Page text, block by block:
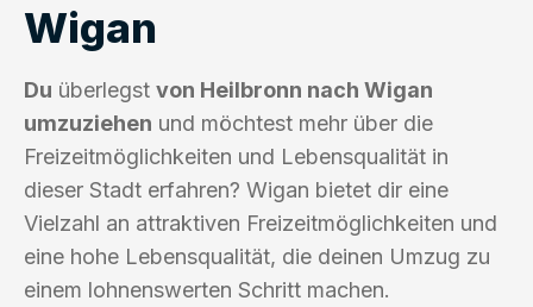
Wigan
Du überlegst von Heilbronn nach Wigan
umzuziehen und möchtest mehr über die
Freizeitmöglichkeiten und Lebensqualität in
dieser Stadt erfahren? Wigan bietet dir eine
Vielzahl an attraktiven Freizeitmöglichkeiten und
eine hohe Lebensqualität, die deinen Umzug zu
einem lohnenswerten Schritt machen.